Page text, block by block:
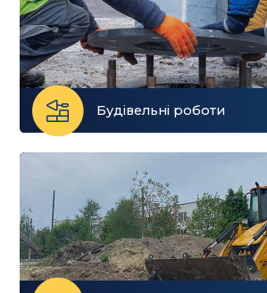
Будівельні роботи